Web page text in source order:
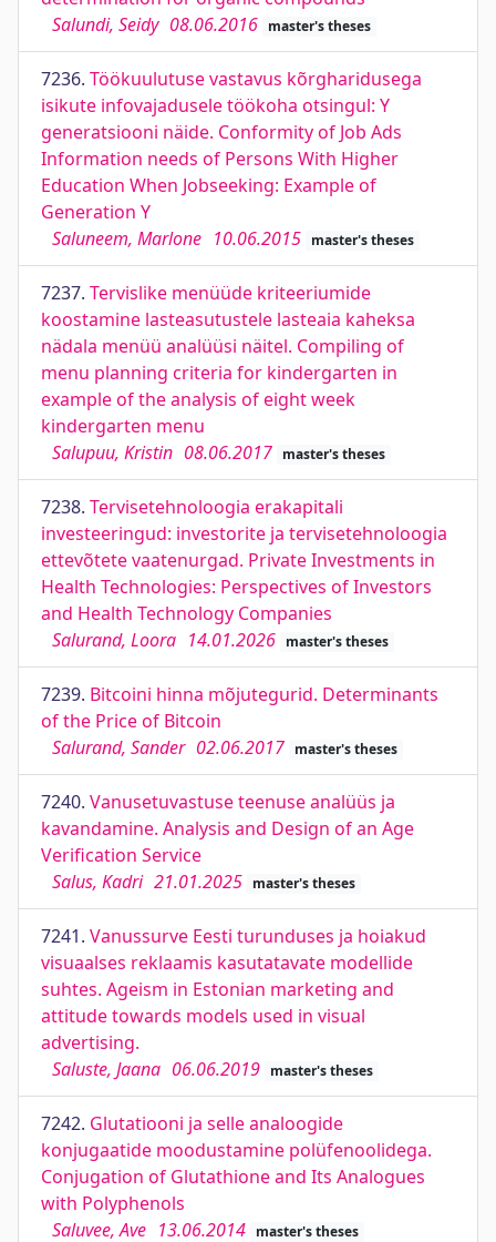
Salundi, Seidy 08.06.2016 master's theses
7236. Töökuulutuse vastavus kõrgharidusega
isikute infovajadusele töökoha otsingul: Y
generatsiooni näide. Conformity of Job Ads
Information needs of Persons With Higher
Education When Jobseeking: Example of
Generation Y
Saluneem, Marlone 10.06.2015 master's theses
7237. Tervislike menüüde kriteeriumide
koostamine lasteasutustele lasteaia kaheksa
nädala menüü analüüsi näitel. Compiling of
menu planning criteria for kindergarten in
example of the analysis of eight week
kindergarten menu
Salupuu, Kristin 08.06.2017 master's theses
7238. Tervisetehnoloogia erakapitali
investeeringud: investorite ja tervisetehnoloogia
ettevõtete vaatenurgad. Private Investments in
Health Technologies: Perspectives of Investors
and Health Technology Companies
Salurand, Loora 14.01.2026 master's theses
7239. Bitcoini hinna mõjutegurid. Determinants
of the Price of Bitcoin
Salurand, Sander 02.06.2017 master's theses
7240. Vanusetuvastuse teenuse analüüs ja
kavandamine. Analysis and Design of an Age
Verification Service
Salus, Kadri 21.01.2025 master's theses
7241. Vanussurve Eesti turunduses ja hoiakud
visuaalses reklaamis kasutatavate modellide
suhtes. Ageism in Estonian marketing and
attitude towards models used in visual
advertising.
Saluste, Jaana 06.06.2019 master's theses
7242. Glutatiooni ja selle analoogide
konjugaatide moodustamine polüfenoolidega.
Conjugation of Glutathione and Its Analogues
with Polyphenols
Saluvee, Ave 13.06.2014 master's theses